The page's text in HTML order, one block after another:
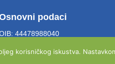
podaci
44478988040
korisničkog iskustva.